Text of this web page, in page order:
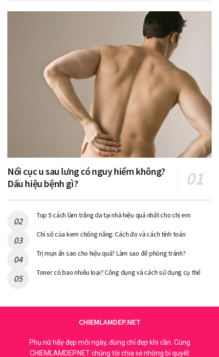
Nổi cục u sau lưng có nguy hiểm không?
Dấu hiệu bệnh gì?
Top 5 cách làm trắng da tại nhà hiệu quả nhất cho chị em
Chỉ số của kem chống nắng: Cách đo và cách tính toán
Trị mụn ẩn sao cho hiệu quả? Làm sao để phòng tránh?
Toner có bao nhiêu loại? Công dụng và cách sử dụng cụ thể
CHIEMLAMDEP.NET
Phụ nữ hãy đẹp mỗi ngày, đừng chỉ đẹp khi cần. Cùng
CHIEMLAMDEP.NET chúng tôi chia sẻ những bí quyết